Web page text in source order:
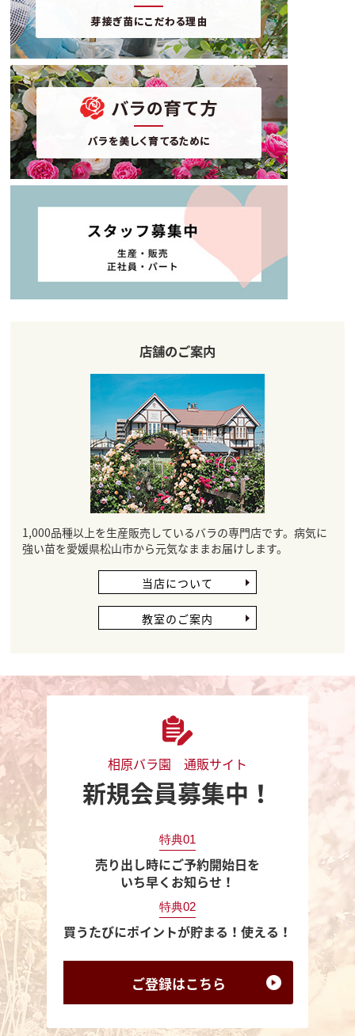
店舗のご案内
1,000品種以上を生産販売しているバラの専門店です。病気に
強い苗を愛媛県松山市から元気なままお届けします。
当店について
教室のご案内
相原バラ園 通販サイト
新規会員募集中！
特典01
売り出し時にご予約開始日を
いち早くお知らせ！
特典02
買うたびにポイントが貯まる！使える！
ご登録はこちら